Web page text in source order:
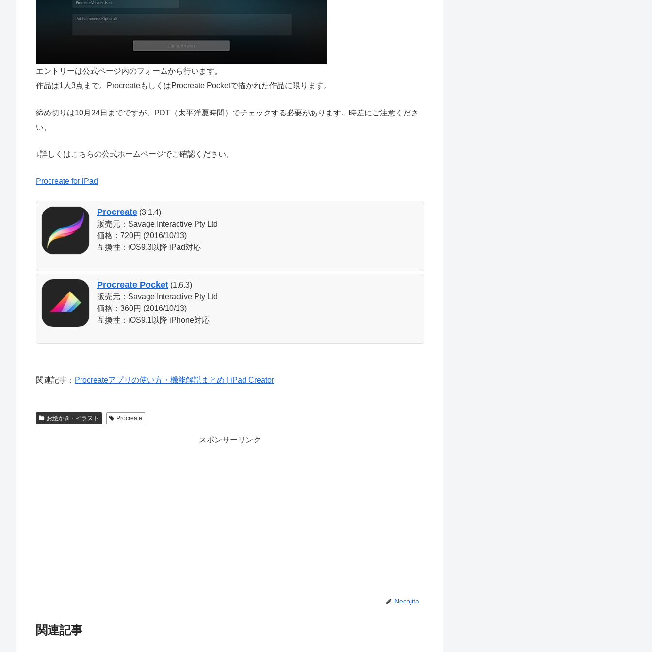
エントリーは公式ページ内のフォームから行います。
作品は1人3点まで。ProcreateもしくはProcreate Pocketで描かれた作品に限ります。
締め切りは10月24日までですが、PDT（太平洋夏時間）でチェックする必要があります。時差にご注意くださ
い。
↓詳しくはこちらの公式ホームページでご確認ください。
Procreate for iPad
Procreate (3.1.4)
販売元：Savage Interactive Pty Ltd
価格：720円 (2016/10/13)
互換性：iOS9.3以降 iPad対応
Procreate Pocket (1.6.3)
販売元：Savage Interactive Pty Ltd
価格：360円 (2016/10/13)
互換性：iOS9.1以降 iPhone対応
関連記事： Procreateアプリの使い方・機能解説まとめ | iPad Creator
お絵かき・イラスト Procreate
スポンサーリンク
Necojita
関連記事